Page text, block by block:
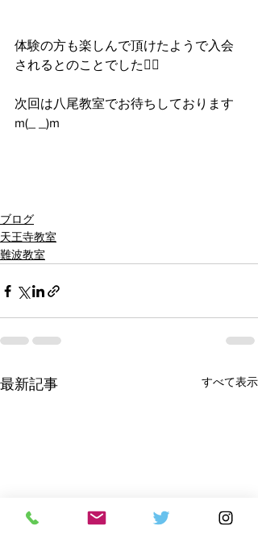
体験の方も楽しんで頂けたようで入会
されるとのことでした🙇‍♂️
次回は八尾教室でお待ちしております
m(_ _)m
ブログ
天王寺教室
難波教室
最新記事 すべて表示